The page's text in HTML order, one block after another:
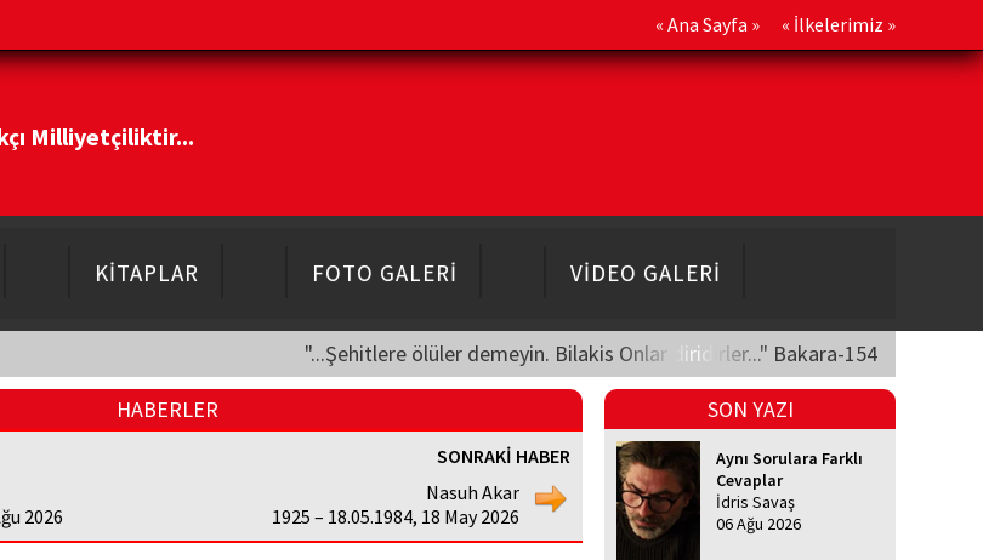
« Ana Sayfa » « İlkelerimiz »
Milliyetçiliktir...
KİTAPLAR FOTO GALERİ VİDEO GALERİ
"...Şehitlere ölüler demeyin. Bilakis Onlar diridirler..." Bakara-154
HABERLER
2026
SONRAKİ HABER
Nasuh Akar
1925 – 18.05.1984, 18 May 2026
SON YAZI
Aynı Sorulara Farklı
Cevaplar
İdris Savaş
06 Ağu 2026